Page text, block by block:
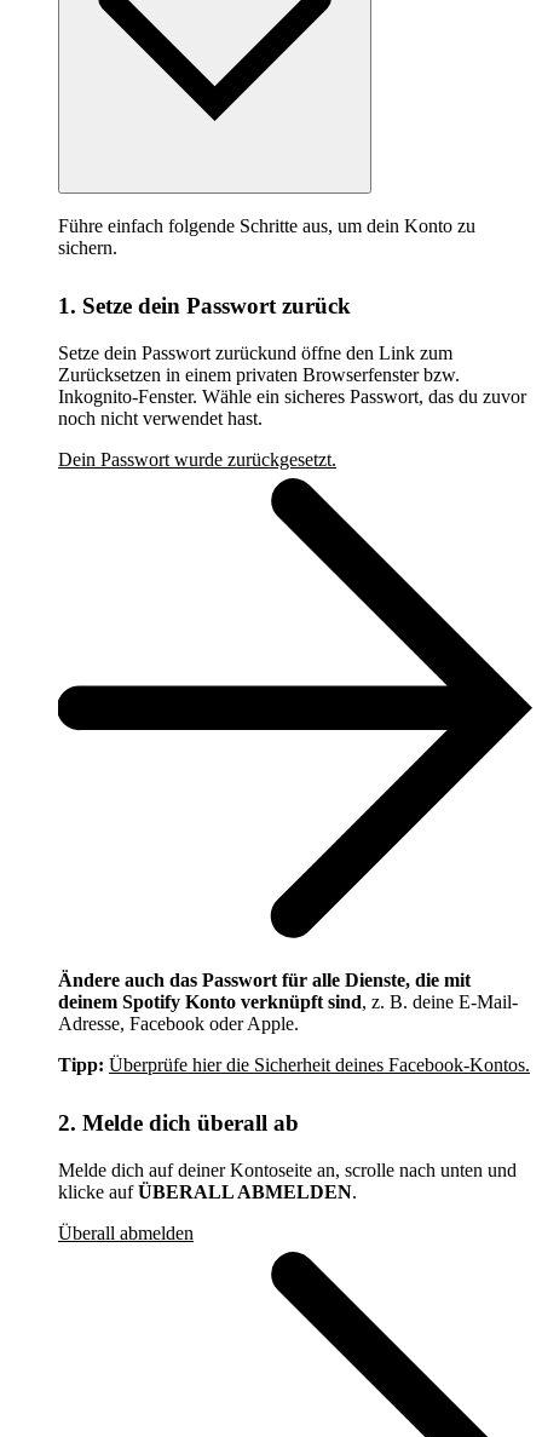
Führe einfach folgende Schritte aus, um dein Konto zu
sichern.
1. Setze dein Passwort zurück
Setze dein Passwort zurückund öffne den Link zum
Zurücksetzen in einem privaten Browserfenster bzw.
Inkognito-Fenster. Wähle ein sicheres Passwort, das du zuvor
noch nicht verwendet hast.
Dein Passwort wurde zurückgesetzt.
Ändere auch das Passwort für alle Dienste, die mit
deinem Spotify Konto verknüpft sind, z. B. deine E-Mail-
Adresse, Facebook oder Apple.
Tipp: Überprüfe hier die Sicherheit deines Facebook-Kontos.
2. Melde dich überall ab
Melde dich auf deiner Kontoseite an, scrolle nach unten und
klicke aufÜBERALL ABMELDEN.
Überall abmelden